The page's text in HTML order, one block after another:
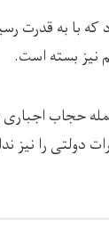
با به قدرت
نیز بسته است.
حجاب اجباری
دولتی را نیز